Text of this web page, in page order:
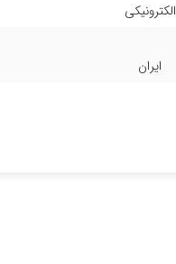
الکترونیکی
ایران